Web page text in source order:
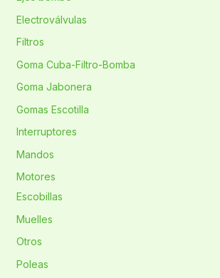
Electroválvulas
Filtros
Goma Cuba-Filtro-Bomba
Goma Jabonera
Gomas Escotilla
Interruptores
Mandos
Motores
Escobillas
Muelles
Otros
Poleas